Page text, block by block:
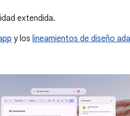
extendida.
y los lineamientos de diseño